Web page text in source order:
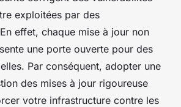
exploitées par des
effet, chaque mise à jour non
une porte ouverte pour des
Par conséquent, adopter une
des mises à jour rigoureuse
votre infrastructure contre les